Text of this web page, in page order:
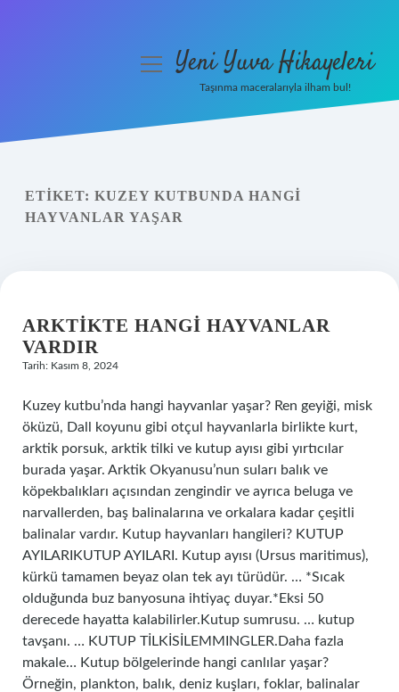
Yasal Uyarı
menüyüYeni Yuva Hikayeleri
Taşınma maceralarıyla ilham bul!
ETIKET: KUZEY KUTBUNDA HANGI
HAYVANLAR YAŞAR
ARKTIKTE HANGI HAYVANLAR
VARDIR
Tarih: Kasım 8, 2024
Kuzey kutbu’nda hangi hayvanlar yaşar? Ren geyiği, misk
öküzü, Dall koyunu gibi otçul hayvanlarla birlikte kurt,
arktik porsuk, arktik tilki ve kutup ayısı gibi yırtıcılar
burada yaşar. Arktik Okyanusu’nun suları balık ve
köpekbalıkları açısından zengindir ve ayrıca beluga ve
narvallerden, baş balinalarına ve orkalara kadar çeşitli
balinalar vardır. Kutup hayvanları hangileri? KUTUP
AYILARIKUTUP AYILARI. Kutup ayısı (Ursus maritimus),
kürkü tamamen beyaz olan tek ayı türüdür. … *Sıcak
olduğunda buz banyosuna ihtiyaç duyar.*Eksi 50
derecede hayatta kalabilirler.Kutup sumrusu. … kutup
tavşanı. … KUTUP TİLKİSİLEMMINGLER.Daha fazla
makale… Kutup bölgelerinde hangi canlılar yaşar?
Örneğin, plankton, balık, deniz kuşları, foklar, balinalar